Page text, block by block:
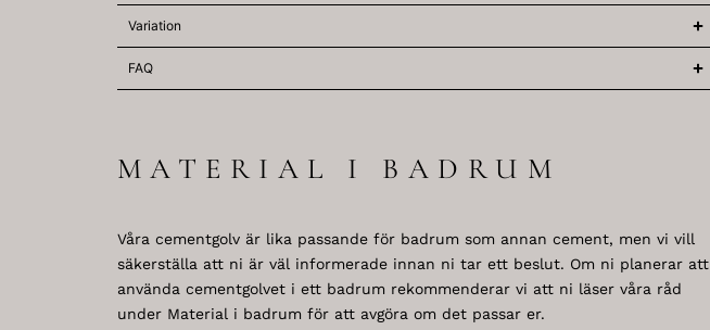
Variation
FAQ
MATERIAL I BADRUM
Våra cementgolv är lika passande för badrum som annan cement, men vi vill
säkerställa att ni är väl informerade innan ni tar ett beslut. Om ni planerar att
använda cementgolvet i ett badrum rekommenderar vi att ni läser våra råd
under Material i badrum för att avgöra om det passar er.